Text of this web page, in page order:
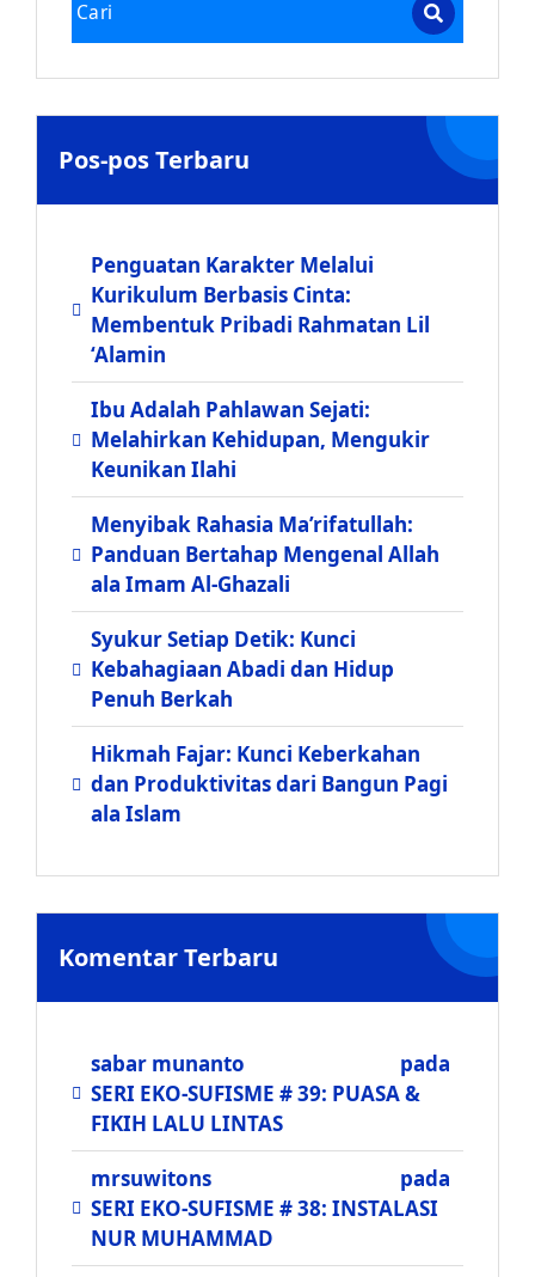
Pos-pos Terbaru
Penguatan Karakter Melalui
Kurikulum Berbasis Cinta:
Membentuk Pribadi Rahmatan Lil
‘Alamin
Ibu Adalah Pahlawan Sejati:
Melahirkan Kehidupan, Mengukir
Keunikan Ilahi
Menyibak Rahasia Ma’rifatullah:
Panduan Bertahap Mengenal Allah
ala Imam Al-Ghazali
Syukur Setiap Detik: Kunci
Kebahagiaan Abadi dan Hidup
Penuh Berkah
Hikmah Fajar: Kunci Keberkahan
dan Produktivitas dari Bangun Pagi
ala Islam
Komentar Terbaru
sabar munanto
pada
SERI EKO-SUFISME # 39: PUASA &
FIKIH LALU LINTAS
mrsuwitons
pada
SERI EKO-SUFISME # 38: INSTALASI
NUR MUHAMMAD